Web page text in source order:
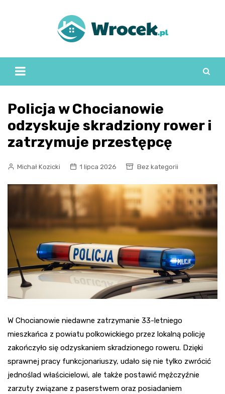
Policja w Chocianowie
odzyskuje skradziony rower i
zatrzymuje przestępcę
Michał Kozicki 1 lipca 2026 Bez kategorii
W Chocianowie niedawne zatrzymanie 33-letniego
mieszkańca z powiatu polkowickiego przez lokalną policję
zakończyło się odzyskaniem skradzionego roweru. Dzięki
sprawnej pracy funkcjonariuszy, udało się nie tylko zwrócić
jednoślad właścicielowi, ale także postawić mężczyźnie
zarzuty związane z paserstwem oraz posiadaniem